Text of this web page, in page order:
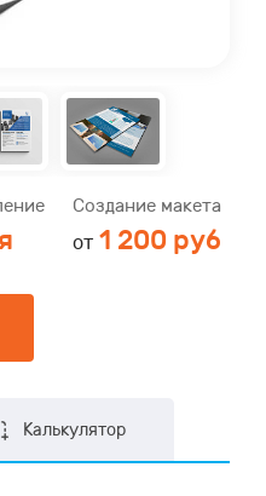
Создание макета
от1 200 руб
Калькулятор